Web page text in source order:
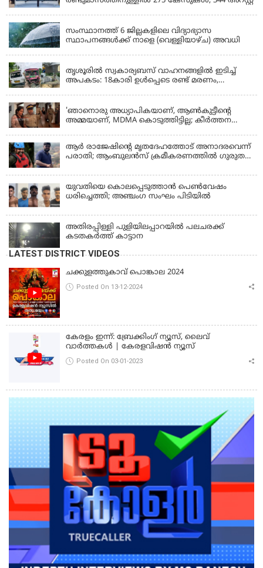
സംസ്ഥാനത്ത് 6 ജില്ലകളിലെ വിദ്യാഭ്യാസ
സ്ഥാപനങ്ങൾക്ക് നാളെ (വെള്ളിയാഴ്ച) അവധി
തൃശൂരിൽ സ്വകാര്യബസ് വാഹനങ്ങളില്‍ ഇടിച്ച്
അപകടം: 18കാരി ഉൾപ്പെടെ രണ്ട് മരണം,
'ഞാനൊരു അധ്യാപികയാണ്, ആണ്‍കുട്ടീന്റെ
അമ്മയാണ്‌, MDMA കൊടുത്തിട്ടില്ല; കീർത്തന
ആര്‍ രാജേഷിന്റെ മൃതദേഹത്തോട് അനാദരവെന്ന്
പരാതി; ആംബുലന്‍സ് ക്രമീകരണത്തില്‍ ഗുരുതര
ഫ്രീസര്‍ സംവിധാനം ഇല്ലാതെയെന്നും ആരോപണം
യുവതിയെ കൊലപ്പെടുത്താൻ പെൺവേഷം
ധരിച്ചെത്തി; അഞ്ചംഗ സംഘം പിടിയിൽ
അതിരപ്പിള്ളി പുളിയിലപ്പാറയിൽ പലചരക്ക്
കടതകർത്ത് കാട്ടാന
LATEST DISTRICT VIDEOS
ചക്കുളത്തുകാവ് പൊങ്കാല 2024
Posted On 13-12-2024
കേരളം ഇന്ന്: ബ്രേക്കിംഗ് ന്യൂസ്, ലൈവ്
വാർത്തകൾ | കേരളവിഷൻ ന്യൂസ്
Posted On 03-01-2023